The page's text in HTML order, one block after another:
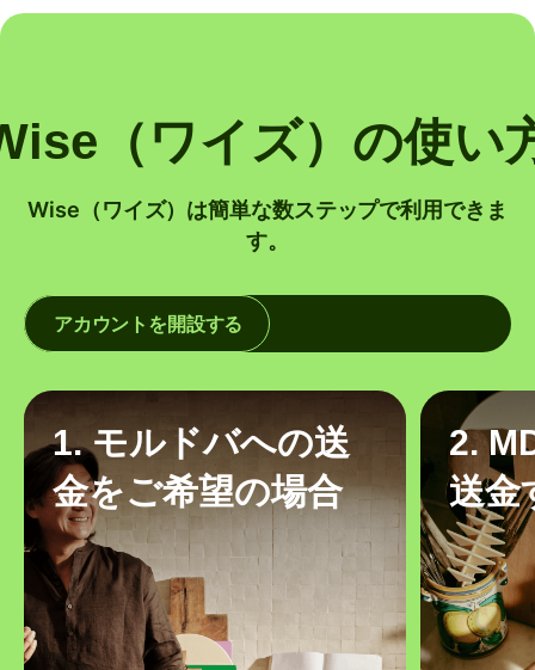
（ワイズ）の使い
Wise（ワイズ）は簡単な数ステップで利用できま
す。
アカウントを開設する
1. モルドバへの送
金をご希望の場合
2.
送金